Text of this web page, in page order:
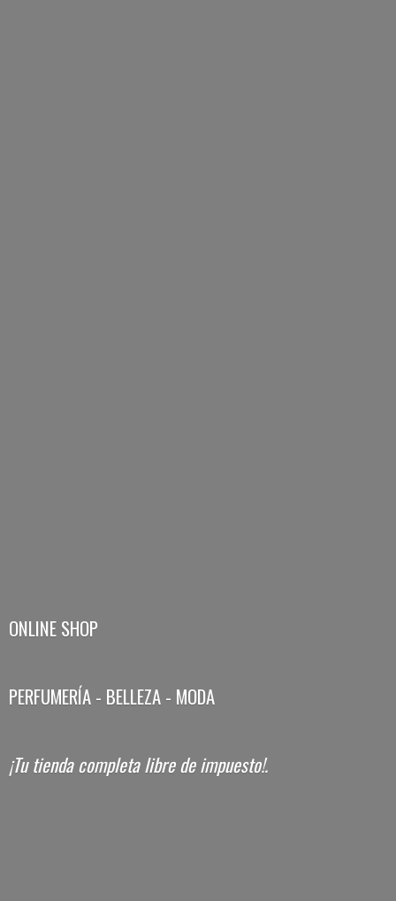
ONLINE SHOP
PERFUMERÍA - BELLEZA - MODA
¡Tu tienda completa librede impuesto!.